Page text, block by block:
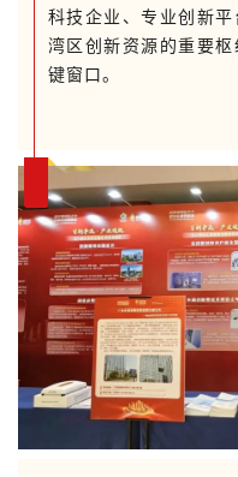
科技企业、专业创新
湾区创新资源的重要
键窗口。